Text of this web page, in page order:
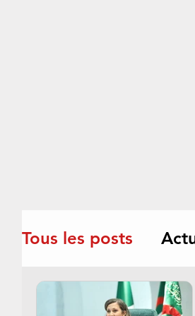
Tous les posts
Culture/Littérature